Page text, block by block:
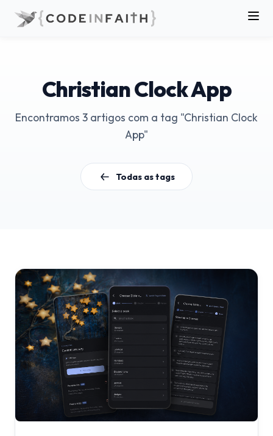
Christian Clock App
Encontramos 3 artigos com a tag "Christian Clock
App"
Todas as tags